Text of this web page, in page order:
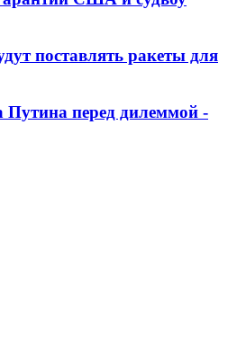
поставлять ракеты для
Путина перед дилеммой -